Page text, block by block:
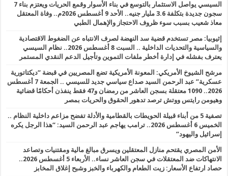
السيسي يواصل الاستثمار بالتوسع في بناء الأسوار وقمع الحريات ويعتزم بناء 7
سجون جديدة بتكلفة 3.6 مليار جنيه.. الأحد 9 أغسطس 2026م.. وفاة المعتقل
معاذ شعيب بسبب سوء ظروف الاحتجاز والإهمال الطبي
إثيوبيا: مصر تستخدم قضية سد النهضة لصرف الانتباه عن الضغوط الاقتصادية
والسياسية والتحديات الداخلية .. السبت 8 أغسطس 2026.. نظام السيسي
يعترف بفشله في إدارة أخطر ملفات التموين وتأجيل الدعم النقدي المستمر
مرشح الشيوخ الأمريكي: المعونة الأمريكية تضع المصريين في قبضة “ديكتاتورية
عسكرية” عبد الرحمن السيد صداع سياسي جديد للسيسي .. الجمعة 7 أغسطس
2026.. 1090 معتقلة بسجن العاشر من رمضان و47 فقط ينفذن أحكامًا قضائية
وهيومن رايتس ووتش ترصد تدهور الحقوق والحريات بمصر
تصفية 5 من أبناء قبيلة الحويطات بالقطامية والأدلة تفضح مزاعم داخلية النظام ..
الخميس 6 أغسطس 2026.. ترامب يهاجم عبد الرحمن السيد: “هذا الرجل يكره
إسرائيل واليهود”
الأمن المصري يقتحم منازل المعتقلين ويسرق مبالغ مالية ومقتنيات وتصاعد
الانتهاكات ضد المعتقلات في سجن العاشر نساء.. الأربعاء 5 أغسطس 2026..
حصاد ارتفاع الأسعار: زيت الطعام والكهرباء والخبز وشبح إغلاق المخابز